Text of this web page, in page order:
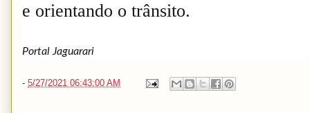
e orientando o trânsito.
Portal Jaguarari
- 5/27/2021 06:43:00 AM